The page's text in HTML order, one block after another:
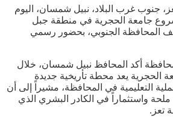
جنوب غرب البلاد، نبيل شمسان، اليوم
جامعة الحجرية في منطقة جبل
المحافظة الجنوبي، بحضور رسمي
أكد المحافظ نبيل شمسان، خلال
الحجرية يعد محطة تأريخية جديدة
التعليمية في المحافظة، مشيراً إلى أن
واستثماراً في الكادر البشري الذي
تعز.